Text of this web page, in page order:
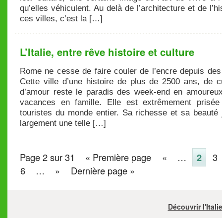
qu’elles véhiculent. Au delà de l’architecture et de
ces villes, c’est la […]
L’Italie, entre rêve histoire et culture
Rome ne cesse de faire couler de l’encre depuis
Cette ville d’une histoire de plus de 2500 ans, de
d’amour reste le paradis des week-end en
vacances en famille. Elle est extrêmement
touristes du monde entier. Sa richesse et sa beauté
largement une telle […]
Page 2 sur 31 « Première page « … 2
3
6
… » Dernière page »
Découvrir